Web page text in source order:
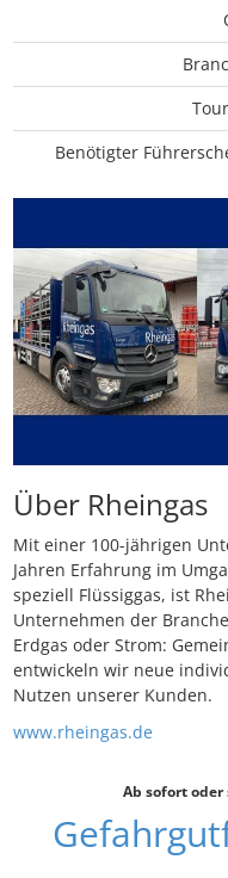
Benötigter
Über Rheingas
Mit einer 100-jährigen
Jahren Erfahrung im
speziell Flüssiggas, ist
Unternehmen der
Erdgas oder Strom:
entwickeln wir neue
Nutzen unserer Kunden.
www.rheingas.de
Ab sofort